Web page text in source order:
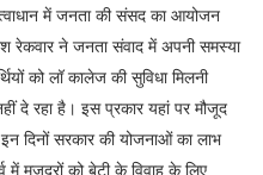
में जनता की संसद का आयोजन
रेकवार ने जनता संवाद में अपनी समस्या
को लॉ कालेज की सुविधा मिलनी
दे रहा है। इस प्रकार यहां पर मौजूद
दिनों सरकार की योजनाओं का लाभ
में मजदूरों को बेटी के विवाह के लिए